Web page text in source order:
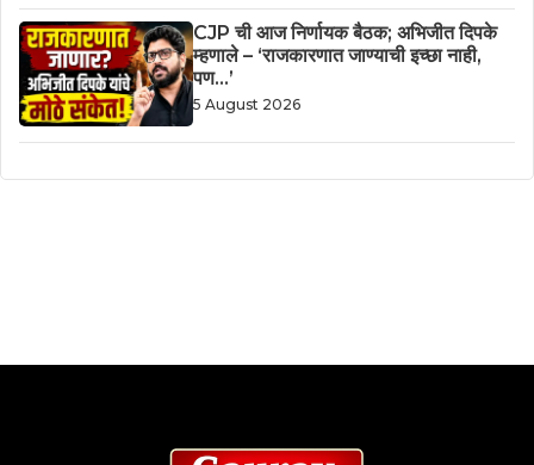
CJP ची आज निर्णायक बैठक; अभिजीत दिपके
म्हणाले – ‘राजकारणात जाण्याची इच्छा नाही,
पण…’
5 August 2026